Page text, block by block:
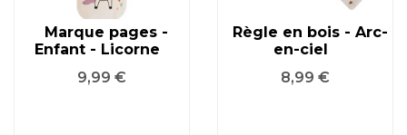
Marque pages -
Enfant - Licorne
Prix
9,99 €
Règle en bois - Arc-
en-ciel
Prix
8,99 €